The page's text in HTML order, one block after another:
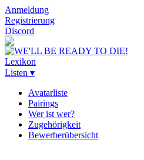
Anmeldung
Registrierung
Discord
Lexikon
Listen ▾
Avatarliste
Pairings
Wer ist wer?
Zugehörigkeit
Bewerberübersicht